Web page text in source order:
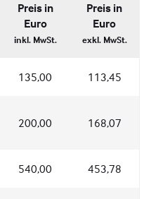
Preis in
Euro
inkl. MwSt.
Preis in
Euro
exkl. MwSt.
135,00 113,45
200,00 168,07
540,00 453,78